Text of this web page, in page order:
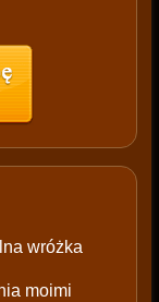
wróżka
moimi